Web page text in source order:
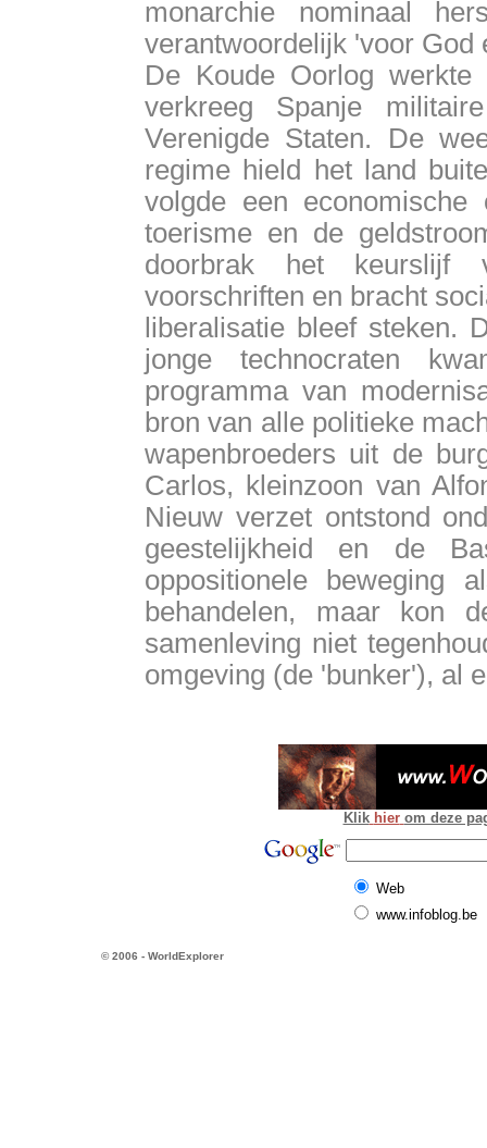
monarchie nominaal
verantwoordelijk 'voor God
De Koude Oorlog
verkreeg Spanje
Verenigde Staten. De
regime hield het land
volgde een economische
toerisme en de
doorbrak het keurslijf
voorschriften en bracht
liberalisatie bleef steken.
jonge technocraten
programma van
bron van alle politieke
wapenbroeders uit de
Carlos, kleinzoon van
Nieuw verzet ontstond
geestelijkheid en de
oppositionele beweging
behandelen, maar kon
samenleving niet
omgeving (de 'bunker'), al
Klik hier om deze
Web
www.infoblog.be
© 2006 - WorldExplorer